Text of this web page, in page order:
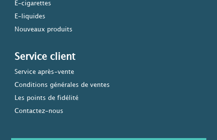
E-cigarettes
E-liquides
Nouveaux produits
Service client
Service après-vente
Conditions générales de ventes
Les points de fidélité
Contactez-nous